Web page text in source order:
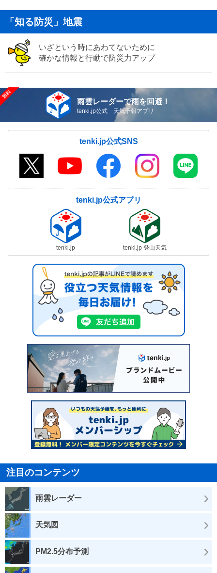
「知る防災」地震
いざという時にあわてないために
確かな情報と行動で防災力アップ
雨雲レーダーで雨を回避！
tenki.jp公式 天気予報アプリ
tenki.jp公式SNS
tenki.jp公式アプリ
tenki.jp tenki.jp 登山天気
注目のコンテンツ
雨雲レーダー
天気図
PM2.5分布予測